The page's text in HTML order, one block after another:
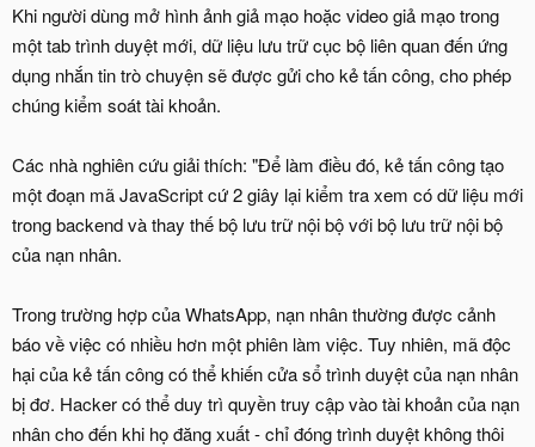
Khi người dùng mở hình ảnh giả mạo hoặc video giả mạo trong
một tab trình duyệt mới, dữ liệu lưu trữ cục bộ liên quan đến ứng
dụng nhắn tin trò chuyện sẽ được gửi cho kẻ tấn công, cho phép
chúng kiểm soát tài khoản.
Các nhà nghiên cứu giải thích: "Để làm điều đó, kẻ tấn công tạo
một đoạn mã JavaScript cứ 2 giây lại kiểm tra xem có dữ liệu mới
trong backend và thay thế bộ lưu trữ nội bộ với bộ lưu trữ nội bộ
của nạn nhân.
Trong trường hợp của WhatsApp, nạn nhân thường được cảnh
báo về việc có nhiều hơn một phiên làm việc. Tuy nhiên, mã độc
hại của kẻ tấn công có thể khiến cửa sổ trình duyệt của nạn nhân
bị đơ. Hacker có thể duy trì quyền truy cập vào tài khoản của nạn
nhân cho đến khi họ đăng xuất - chỉ đóng trình duyệt không thôi